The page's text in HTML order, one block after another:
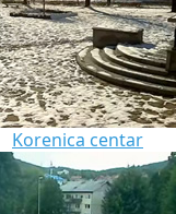
Korenica centar